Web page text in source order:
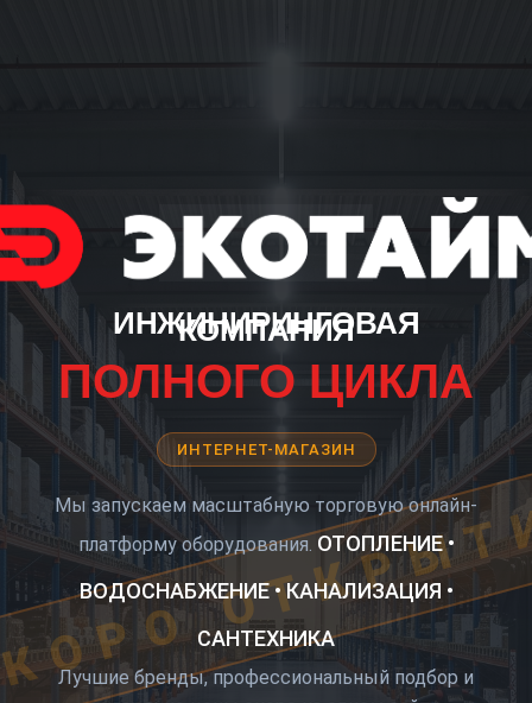
ИНЖИНИРИНГОВАЯ
КОМПАНИЯ
ПОЛНОГО ЦИКЛА
ИНТЕРНЕТ-МАГАЗИН
Мы запускаем масштабную торговую онлайн-
платформу оборудования. ОТОПЛЕНИЕ •
ВОДОСНАБЖЕНИЕ • КАНАЛИЗАЦИЯ •
САНТЕХНИКА
Лучшие бренды, профессиональный подбор и